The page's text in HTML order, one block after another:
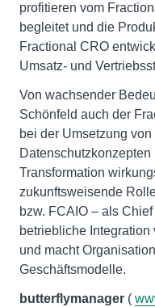
profitieren vom
begleitet und die
Fractional CRO
Umsatz- und
Von wachsender
Schönfeld auch der
bei der Umsetzung
Transformation
zukunftsweisende
bzw. FCAIO – als
betriebliche
und macht
Geschäftsmodelle.
butterflymanager (